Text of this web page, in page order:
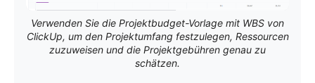
Verwenden Sie die Projektbudget-Vorlage mit WBS von
ClickUp, um den Projektumfang festzulegen, Ressourcen
zuzuweisen und die Projektgebühren genau zu
schätzen.